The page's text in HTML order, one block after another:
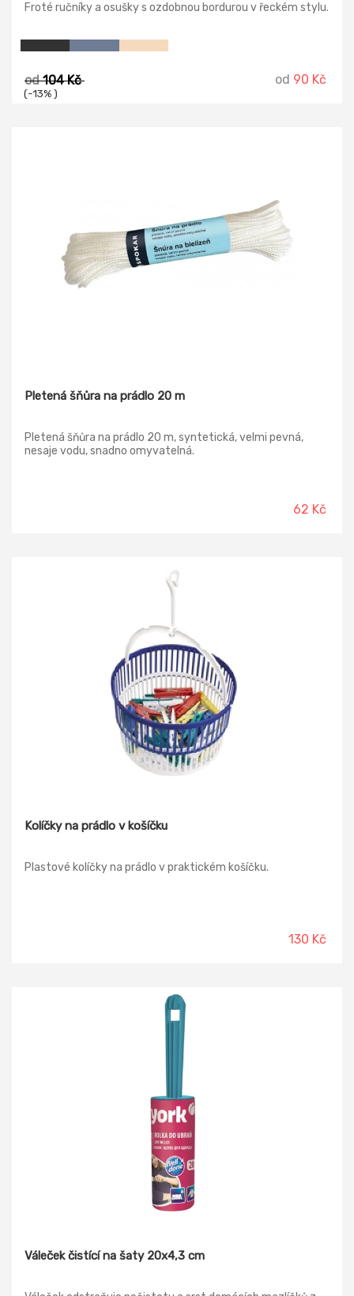
Froté ručníky a osušky s ozdobnou bordurou v řeckém stylu.
od104 Kč
(-13% )
od 90 Kč
Pletená šňůra na prádlo 20 m
Pletená šňůra na prádlo 20 m, syntetická, velmi pevná,
nesaje vodu, snadno omyvatelná.
62 Kč
Kolíčky na prádlo v košíčku
Plastové kolíčky na prádlo v praktickém košíčku.
130 Kč
Váleček čistící na šaty 20x4,3 cm